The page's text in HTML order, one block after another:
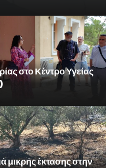
στο Κέντρο Υγείας
μικρής έκτασης στην